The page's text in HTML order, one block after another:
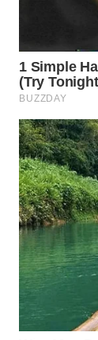
WN
KUNINGAN
WN
MAJALENGKA
WN
SUBANG
WN
SUKABUMI
WN
PURWAKARTA